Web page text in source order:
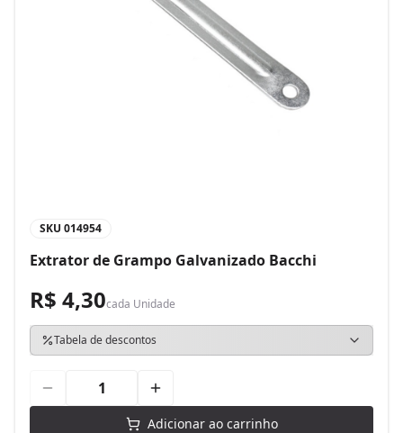
SKU 014954
Extrator de Grampo Galvanizado Bacchi
R$ 4,30cada Unidade
Tabela de descontos
Adicionar ao carrinho